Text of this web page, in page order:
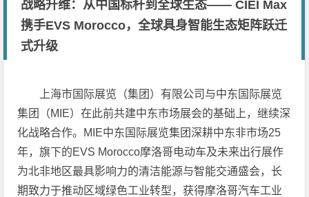
战略升维：从中国标杆到全球生态—— CIEI Max
携手EVS Morocco，全球具身智能生态矩阵跃迁
式升级
上海市国际展览（集团）有限公司与中东国际展览
集团（MIE）在此前共建中东市场展会的基础上，继续深
化战略合作。MIE中东国际展览集团深耕中东非市场25
年，旗下的EVS Morocco摩洛哥电动车及未来出行展作
为北非地区最具影响力的清洁能源与智能交通盛会，长
期致力于推动区域绿色工业转型，获得摩洛哥汽车工业